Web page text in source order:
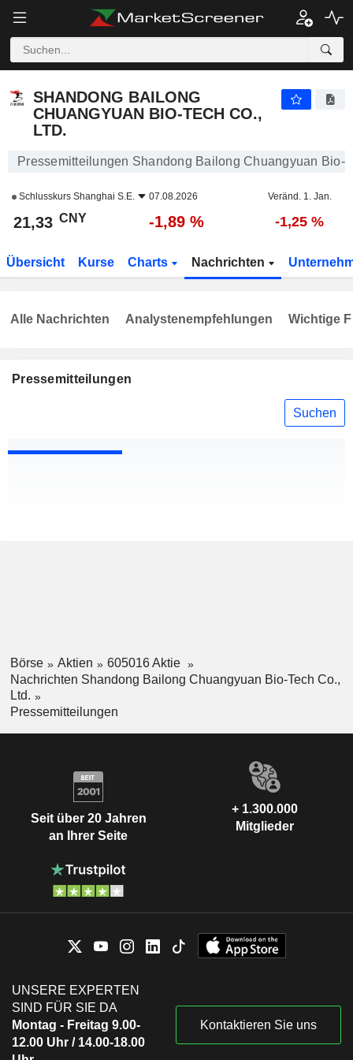
SHANDONG BAILONG
CHUANGYUAN BIO-TECH CO.,
LTD.
Pressemitteilungen Shandong Bailong Chuangyuan Bio-
Schlusskurs Shanghai S.E. 07.08.2026 Veränd. 1. Jan.
21,33 CNY -1,89 % -1,25 %
Übersicht Kurse Charts Nachrichten
Pressemitteilungen
Suchen
Alle Nachrichten Analystenempfehlungen Wichtige
Börse Aktien
605016 Aktie
Nachrichten Shandong Bailong Chuangyuan Bio-Tech Co.,
Ltd.
Pressemitteilungen
Seit über 20 Jahren
an Ihrer Seite
+ 1.300.000
Mitglieder
UNSERE EXPERTEN
SIND FÜR SIE DA
Montag - Freitag 9.00-
12.00 Uhr / 14.00-18.00
Kontaktieren Sie uns